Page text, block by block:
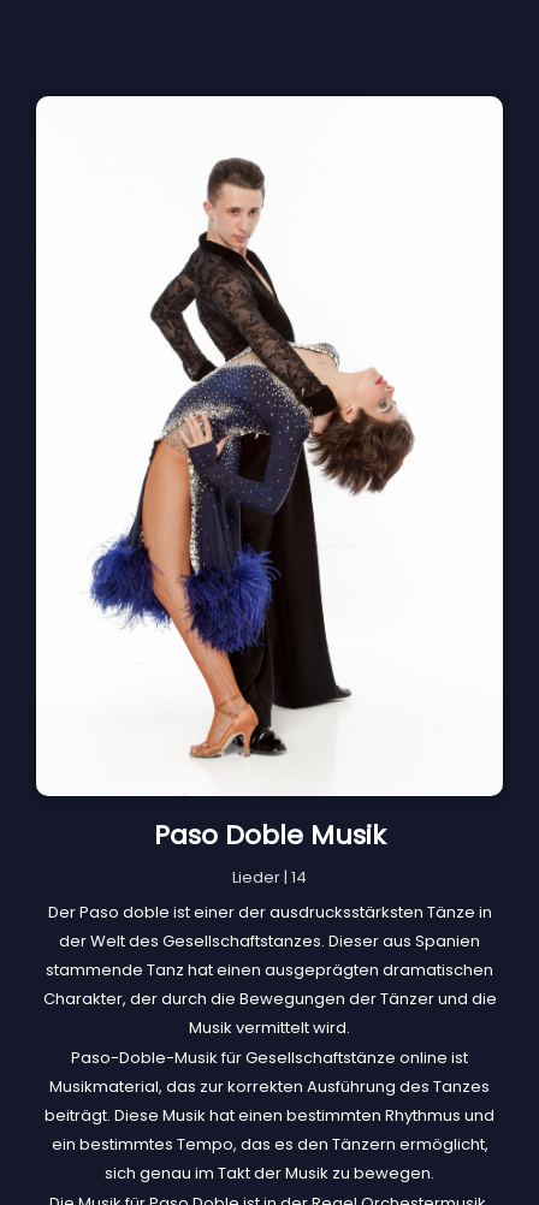
Paso Doble Musik
Lieder | 14
Der Paso doble ist einer der ausdrucksstärksten Tänze in
der Welt des Gesellschaftstanzes. Dieser aus Spanien
stammende Tanz hat einen ausgeprägten dramatischen
Charakter, der durch die Bewegungen der Tänzer und die
Musik vermittelt wird.
Paso-Doble-Musik für Gesellschaftstänze online ist
Musikmaterial, das zur korrekten Ausführung des Tanzes
beiträgt. Diese Musik hat einen bestimmten Rhythmus und
ein bestimmtes Tempo, das es den Tänzern ermöglicht,
sich genau im Takt der Musik zu bewegen.